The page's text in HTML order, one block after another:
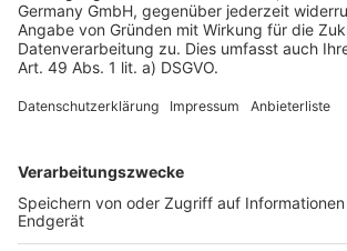
Datenschutz
Impressum
Services
Bauprojekt-Quiz
Häuser-Suche